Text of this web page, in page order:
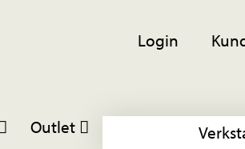
Login
Outlet